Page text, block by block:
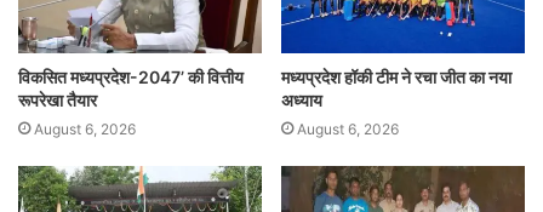
विकसित मध्यप्रदेश-2047’ की वित्तीय
रूपरेखा तैयार
August 6, 2026
मध्यप्रदेश हॉकी टीम ने रचा जीत का नया
अध्याय
August 6, 2026